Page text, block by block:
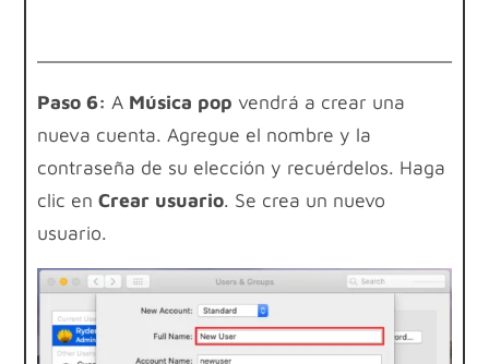
Paso 6: A Música pop vendrá a crear una
nueva cuenta. Agregue el nombre y la
contraseña de su elección y recuérdelos. Haga
clic enCrear usuario. Se crea un nuevo
usuario.